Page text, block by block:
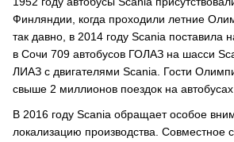
Финляндии, когда проходили летние
так давно, в 2014 году Scania поставила
в Сочи 709 автобусов ГОЛАЗ на шасси
ЛИАЗ с двигателями Scania. Гости
свыше 2 миллионов поездок на
В 2016 году Scania обращает особое
локализацию производства. Совместное